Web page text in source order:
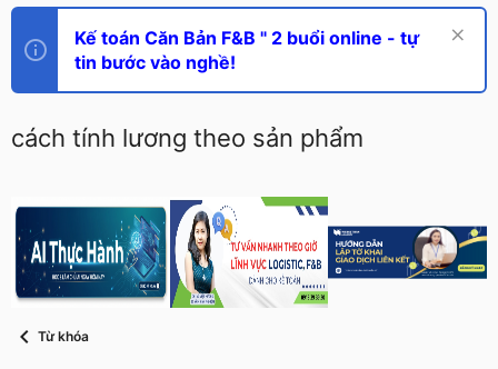
Kế toán Căn Bản F&B " 2 buổi online - tự
tin bước vào nghề!
cách tính lương theo sản phẩm
Từ khóa